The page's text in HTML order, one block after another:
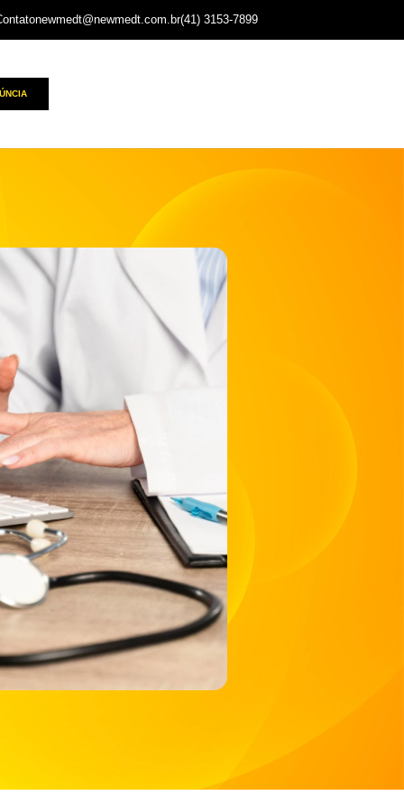
newmedt@newmedt.com.br(41) 3153-7899